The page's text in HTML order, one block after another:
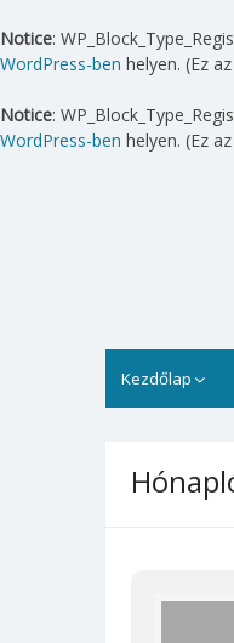
Notice:
WordPress-ben helyen. (Ez
Notice:
WordPress-ben helyen. (Ez
Kezdőlap